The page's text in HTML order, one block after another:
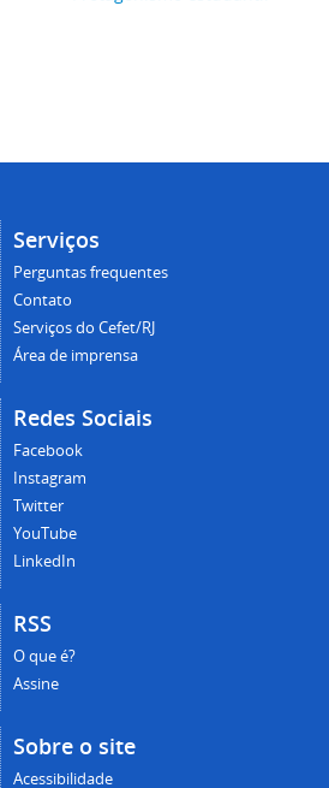
Serviços
Perguntas frequentes
Contato
Serviços do Cefet/RJ
Área de imprensa
Redes Sociais
Facebook
Instagram
Twitter
YouTube
LinkedIn
RSS
O que é?
Assine
Sobre o site
Acessibilidade